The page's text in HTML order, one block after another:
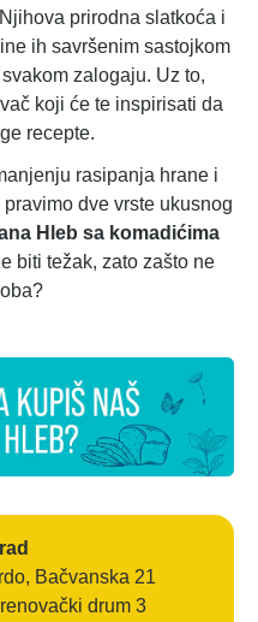
prirodna slatkoća i
ih savršenim sastojkom
zalogaju. Uz to,
koji će te inspirisati da
recepte.
rasipanja hrane i
dve vrste ukusnog
Hleb sa komadićima
biti težak, zato zašto ne
Bačvanska 21
drum 3